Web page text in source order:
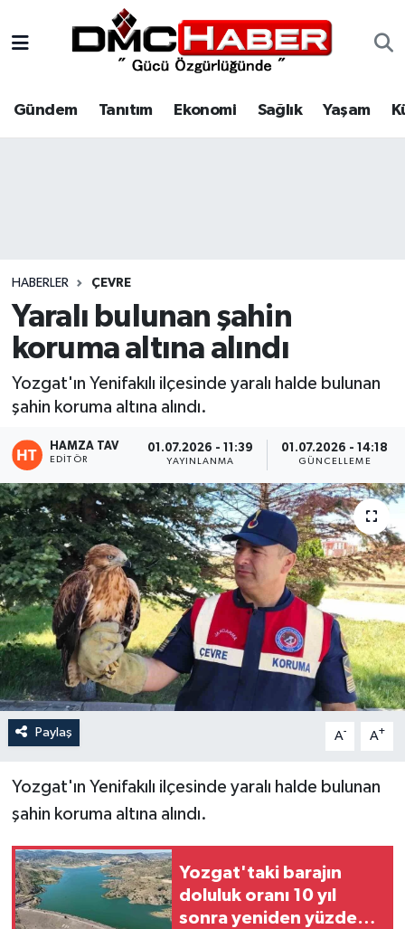
Gündem Tanıtım Ekonomi Sağlık Yaşam
HABERLER ÇEVRE
Yaralı bulunan şahin
koruma altına alındı
Yozgat'ın Yenifakılı ilçesinde yaralı halde bulunan
şahin koruma altına alındı.
HAMZA TAV
EDITÖR
01.07.2026 - 11:39
YAYINLANMA
01.07.2026 - 14:18
GÜNCELLEME
Paylaş A- A+
Yozgat'ın Yenifakılı ilçesinde yaralı halde bulunan
şahin koruma altına alındı.
Yozgat'taki barajın
doluluk oranı 10 yıl
sonra yeniden yüzde
Tanıtım
Spor
Siyaset
Eğitim
Teknoloji
Asayiş
Resmi İlan
Nöbetçi Eczaneler
Hava Durumu
Haber Arşivi